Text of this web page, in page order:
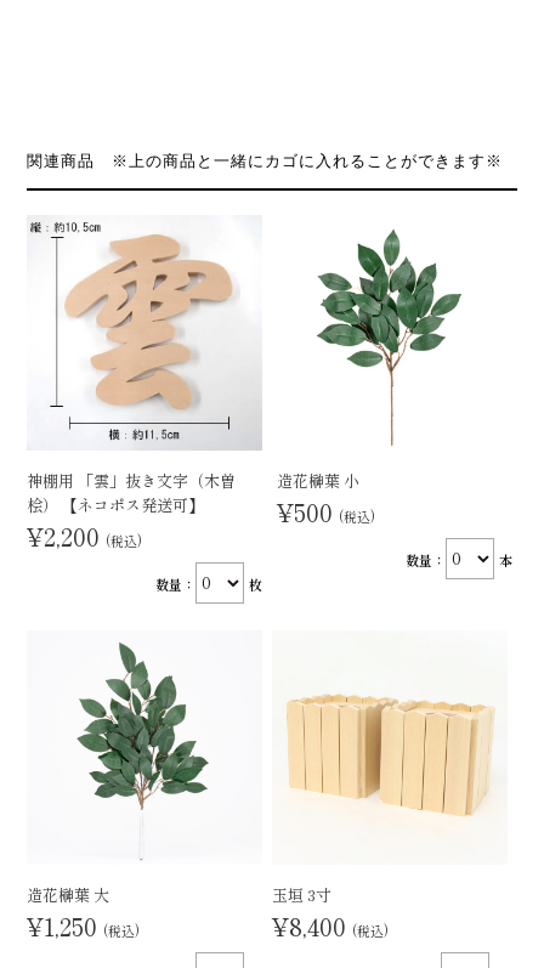
関連商品 ※上の商品と一緒にカゴに入れることができます※
神棚用 「雲」抜き文字（木曽
桧） 【ネコポス発送可】
¥2,200 (税込)
数量： 枚
造花榊葉 小
¥500 (税込)
数量： 本
造花榊葉 大
¥1,250 (税込)
玉垣 3寸
¥8,400 (税込)